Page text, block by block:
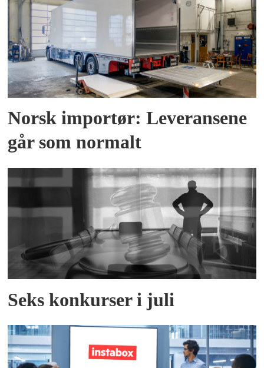
Norsk importør: Leveransene
går som normalt
Seks konkurser i juli